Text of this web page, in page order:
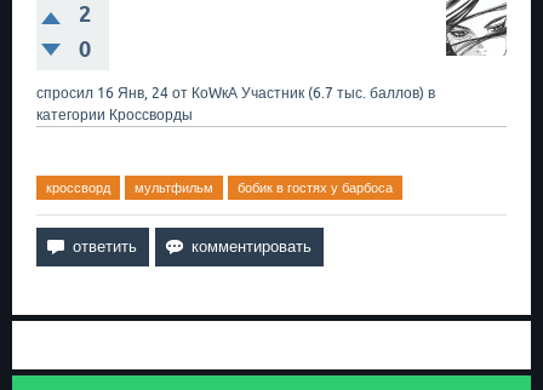
2
0
спросил 16 Янв, 24 от КоWкА Участник (6.7 тыс. баллов) в
категории Кроссворды
кроссворд мультфильм бобик в гостях у барбоса